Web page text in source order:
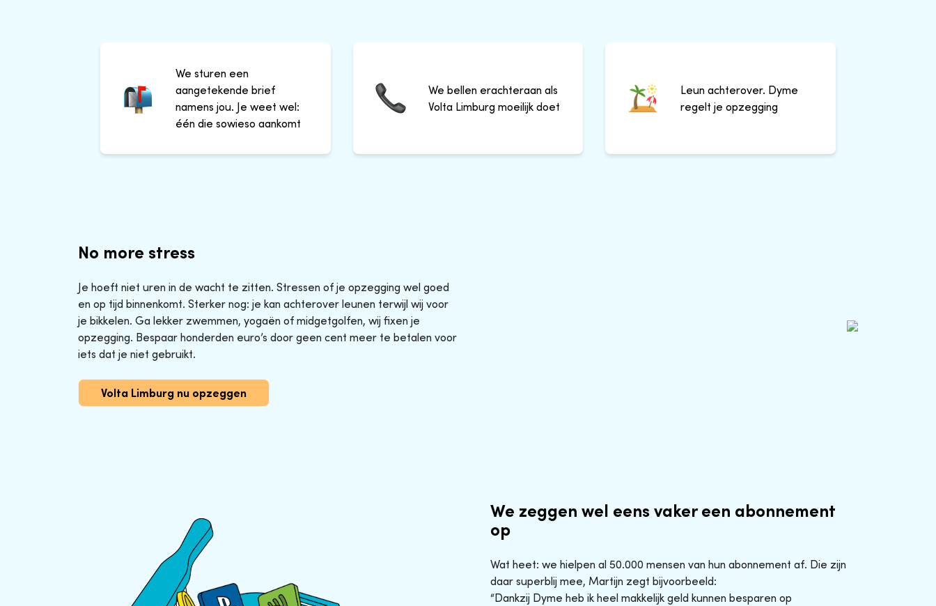
We sturen een
aangetekende brief
namens jou. Je weet wel:
één die sowieso aankomt
We bellen erachteraan als
Volta Limburg moeilijk doet
Leun achterover. Dyme
regelt je opzegging
No more stress
Je hoeft niet uren in de wacht te zitten. Stressen of je opzegging wel goed
en op tijd binnenkomt. Sterker nog: je kan achterover leunen terwijl wij voor
je bikkelen. Ga lekker zwemmen, yogaën of midgetgolfen, wij fixen je
opzegging. Bespaar honderden euro’s door geen cent meer te betalen voor
iets dat je niet gebruikt.
Volta Limburg nu opzeggen
We zeggen wel eens vaker een abonnement
op
Wat heet: we hielpen al 50.000 mensen van hun abonnement af. Die zijn
daar superblij mee, Martijn zegt bijvoorbeeld:
“Dankzij Dyme heb ik heel makkelijk geld kunnen besparen op